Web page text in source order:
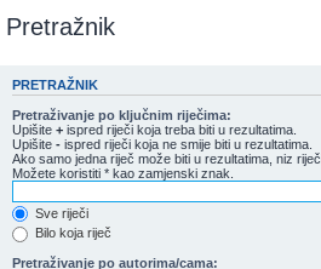
Pretražnik
PRETRAŽNIK
Pretraživanje po ključnim riječima:
Upišite + ispred riječi koja treba biti u rezultatima.
Upišite - ispred riječi koja ne smije biti u rezultatima.
Ako samo jedna riječ može biti u rezultatima, niz
Možete koristiti * kao zamjenski znak.
Sve riječi
Bilo koja riječ
Pretraživanje po autorima/cama: